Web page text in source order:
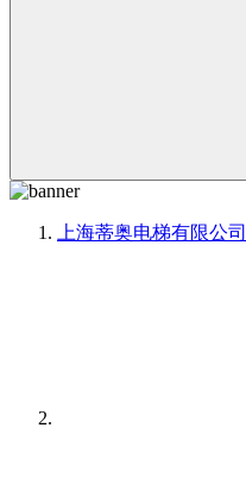
上海蒂奥电梯有限公司